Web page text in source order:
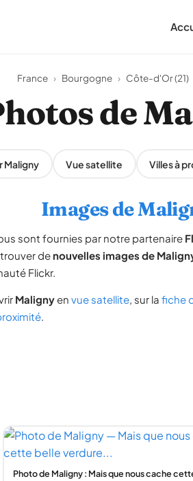
France › Bourgogne › Côte-d'Or (21)
de
Maligny Vue satellite Villes à
Images de
sont fournies par notre partenaire
de nouvelles images de
Flickr.
Malignyen vue satellite, sur la fiche
.
Photo de Maligny : Mais que nous cache